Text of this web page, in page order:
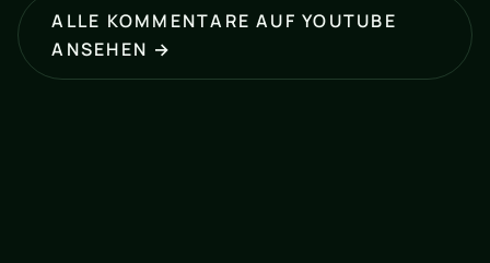
ALLE KOMMENTARE AUF YOUTUBE
ANSEHEN →